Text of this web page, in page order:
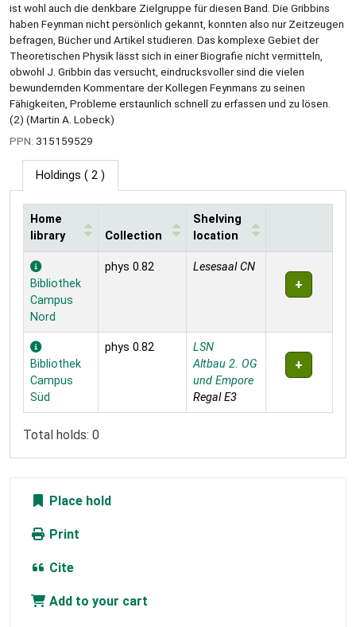
ist wohl auch die denkbare Zielgruppe für diesen Band. Die Gribbins
haben Feynman nicht persönlich gekannt, konnten also nur Zeitzeugen
befragen, Bücher und Artikel studieren. Das komplexe Gebiet der
Theoretischen Physik lässt sich in einer Biografie nicht vermitteln,
obwohl J. Gribbin das versucht, eindrucksvoller sind die vielen
bewundernden Kommentare der Kollegen Feynmans zu seinen
Fähigkeiten, Probleme erstaunlich schnell zu erfassen und zu lösen.
(2) (Martin A. Lobeck)
PPN: 315159529
Holdings ( 2 )
Holdings
Home
library
Collection
Shelving
location
Bibliothek
Campus
Nord
phys 0.82 Lesesaal CN
Bibliothek
Campus
Süd
phys 0.82
LSN
Altbau 2. OG
und Empore
Regal E3
Total holds: 0
Place hold
Print
Cite
Add to your cart